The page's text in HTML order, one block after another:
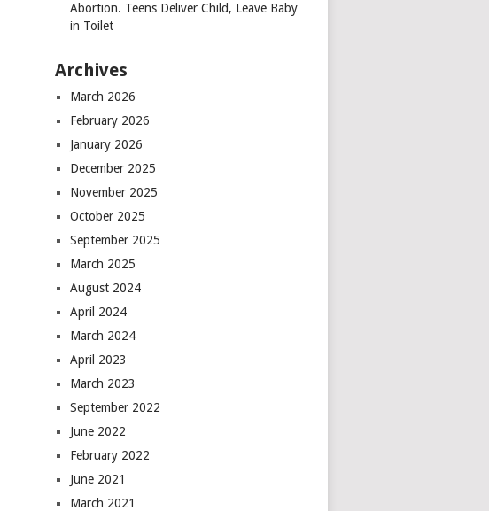
Abortion. Teens Deliver Child, Leave Baby
in Toilet
Archives
March 2026
February 2026
January 2026
December 2025
November 2025
October 2025
September 2025
March 2025
August 2024
April 2024
March 2024
April 2023
March 2023
September 2022
June 2022
February 2022
June 2021
March 2021